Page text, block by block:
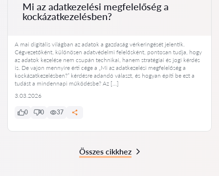
Mi az adatkezelési megfelelőség a
kockázatkezelésben?
A mai digitális világban az adatok a gazdaság vérkeringését jelentik.
Cégvezetőként, különösen adatvédelmi felelősként, pontosan tudja, hogy
az adatok kezelése nem csupán technikai, hanem stratégiai és jogi kérdés
is. De vajon mennyire érti cége a „Mi az adatkezelési megfelelőség a
kockázatkezelésben?” kérdésre adandó választ, és hogyan építi be ezt a
tudást a mindennapi működésbe? Az […]
3.03.2026
0 0 37
Összes cikkhez